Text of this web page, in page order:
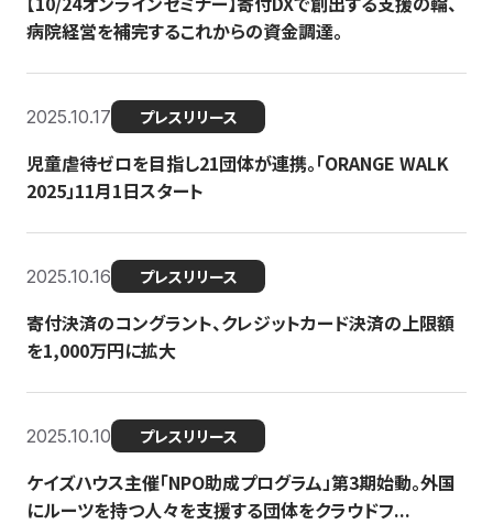
病院経営を補完するこれからの資金調達。
2025.10.17 プレスリリース
児童虐待ゼロを目指し21団体が連携。「ORANGE WALK
2025」11月1日スタート
2025.10.16 プレスリリース
寄付決済のコングラント、クレジットカード決済の上限額
を1,000万円に拡大
2025.10.10 プレスリリース
ケイズハウス主催「NPO助成プログラム」第3期始動。外国
にルーツを持つ人々を支援する団体をクラウドフ...